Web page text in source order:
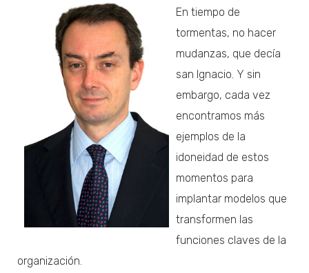
En tiempo de
tormentas, no hacer
mudanzas, que decía
san Ignacio. Y sin
embargo, cada vez
encontramos más
ejemplos de la
idoneidad de estos
momentos para
implantar modelos que
transformen las
funciones claves de la
organización.